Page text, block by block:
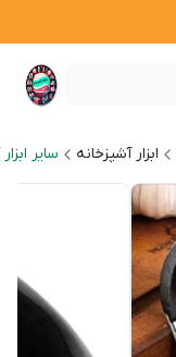
ابزار آشپزخانه سایر